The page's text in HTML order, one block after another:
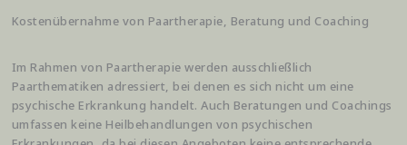
Kostenübernahme von Paartherapie, Beratung und Coaching
Im Rahmen von Paartherapie werden ausschließlich
Paarthematiken adressiert, bei denen es sich nicht um eine
psychische Erkrankung handelt. Auch Beratungen und Coachings
umfassen keine Heilbehandlungen von psychischen